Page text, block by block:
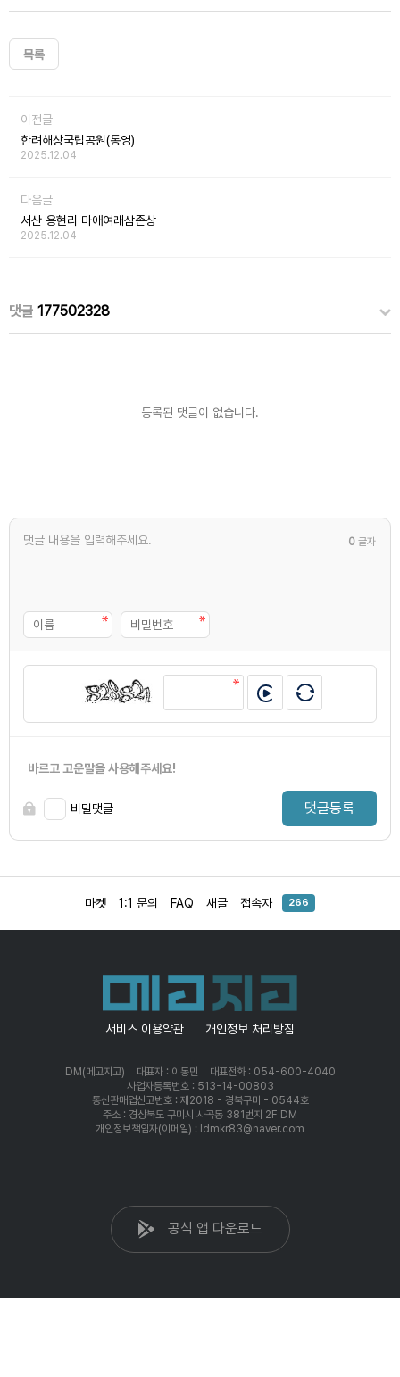
목록
이전글
한려해상국립공원(통영)
2025.12.04
다음글
서산 용현리 마애여래삼존상
2025.12.04
댓글 177502328
등록된 댓글이 없습니다.
0 글자
바르고 고운말을 사용해주세요!
비밀댓글 댓글등록
마켓 1:1 문의 FAQ 새글 접속자 266
서비스 이용약관 개인정보 처리방침
DM(메고지고) 대표자 : 이동민
대표전화 : 054-600-4040
사업자등록번호 : 513-14-00803
통신판매업신고번호 : 제2018 - 경북구미 - 0544호
주소 : 경상북도 구미시 사곡동 381번지 2F DM
개인정보책임자(이메일) : ldmkr83@naver.com
공식 앱 다운로드